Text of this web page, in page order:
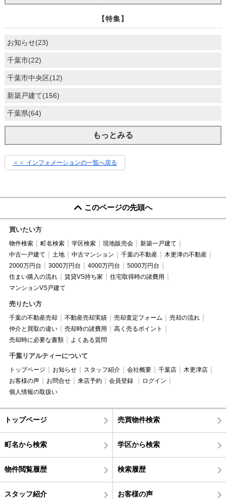
【特集】
お知らせ(23)
千葉市(22)
千葉市中央区(12)
新築戸建て(156)
千葉県(64)
もっとみる
＜＜ インフォメーションの一覧へ戻る
このページの先頭へ
買いたい方
物件検索 町名検索 学区検索 現地販売会
新築一戸建て
中古一戸建て
土地 中古マンション 千葉の不動産
木更津の不動産
2000万円台
3000万円台 4000万円台
5000万円台
住まい購入の流れ
賃貸VS持ち家
住宅取得時の諸費用
マンションVS戸建て
売りたい方
千葉の不動産売却 不動産売却実績 売却査定フォーム
売却の流れ
仲介と買取の違い
売却時の諸費用
高く売るポイント
売却時に必要な書類
よくある質問
千葉リアルティーについて
トップページ お知らせ スタッフ紹介 会社概要 千葉店
木更津店
お客様の声
お問合せ 来店予約 会員登録
ログイン
個人情報の取扱い
トップページ 売買物件検索
町名から検索 学区から検索
物件閲覧履歴 検索履歴
スタッフ紹介 お客様の声